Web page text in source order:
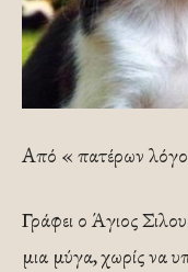
Από « πατέρων
Γράφει ο Άγιος
μια μύγα, χωρίς να